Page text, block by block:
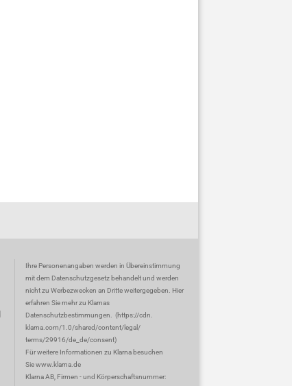
Ihre Personenangaben werden in Übereinstimmung
mit dem Datenschutzgesetz behandelt und werden
nicht zu Werbezwecken an Dritte weitergegeben. Hier
erfahren Sie mehr zu Klarnas
Datenschutzbestimmungen.
(https://cdn.
klarna.com/1.0/shared/content/legal/
terms/29916/de_de/consent)
Für weitere Informationen zu Klarna besuchen
Siewww.klarna.de
Klarna AB, Firmen - und Körperschaftsnummer: